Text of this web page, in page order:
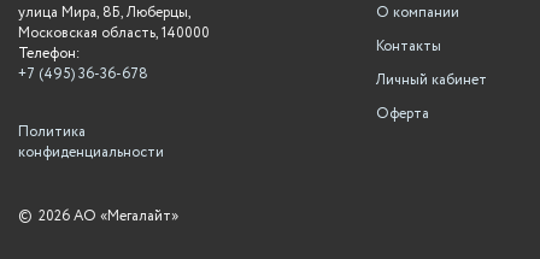
О компании
Контакты
Личный кабинет
Оферта
улица Мира, 8Б, Люберцы,
Московская область, 140000
Телефон:
+7 (495) 36-36-678
Политика
конфиденциальности
© 2026 АО «Мегалайт»